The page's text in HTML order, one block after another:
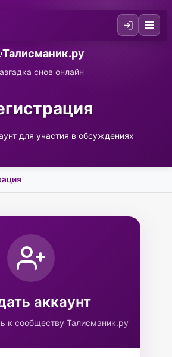
Талисманик.ру
снов онлайн
для участия в обсуждениях
аккаунт
к сообществу Талисманик.ру